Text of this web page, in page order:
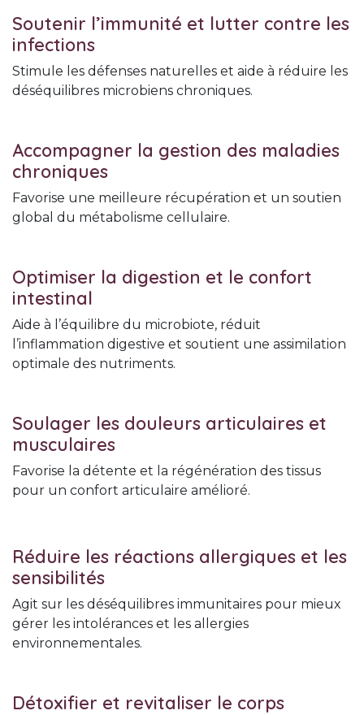
Soutenir l’immunité et lutter contre les
infections
Stimule les défenses naturelles et aide à réduire les
déséquilibres microbiens chroniques.
Accompagner la gestion des maladies
chroniques
Favorise une meilleure récupération et un soutien
global du métabolisme cellulaire.
Optimiser la digestion et le confort
intestinal
Aide à l’équilibre du microbiote, réduit
l’inflammation digestive et soutient une assimilation
optimale des nutriments.
Soulager les douleurs articulaires et
musculaires
Favorise la détente et la régénération des tissus
pour un confort articulaire amélioré.
Réduire les réactions allergiques et les
sensibilités
Agit sur les déséquilibres immunitaires pour mieux
gérer les intolérances et les allergies
environnementales.
Détoxifier et revitaliser le corps